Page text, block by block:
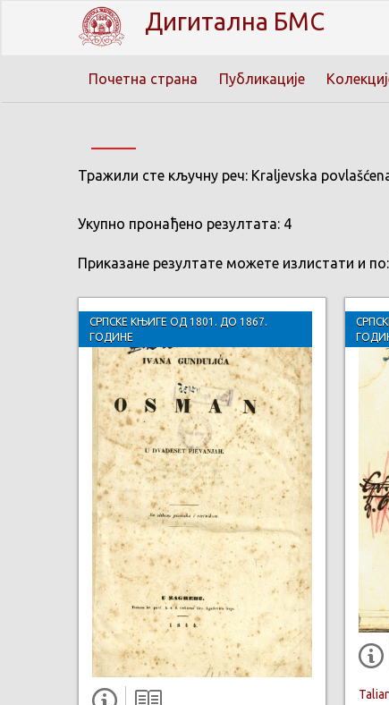
Дигитална БМС
Почетна страна Публикације
Тражили сте кључну реч: Kraljevska
Укупно пронађено резултата: 4
Приказане резултате можете излистати и по:
СРПСКЕ КЊИГЕ ОД 1801. ДО 1867.
ГОДИНЕ